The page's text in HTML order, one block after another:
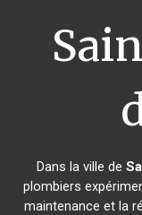
Dans la ville de
plombiers
maintenance et la